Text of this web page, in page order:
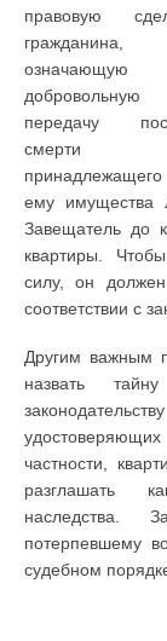
правовую
гражданина,
означающую
добровольную
передачу
смерти
принадлежащего
ему имущества
Завещатель до
квартиры.
силу, он
соответствии с
Другим важным
назвать
частности,
разглашать
наследства.
потерпевшему
судебном